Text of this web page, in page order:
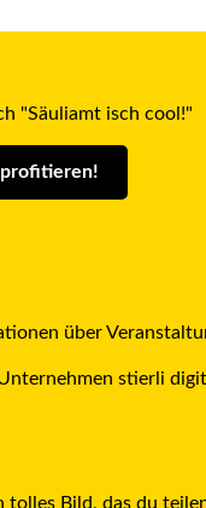
"Säuliamt isch cool!"
profitieren!
über
stierli
tolles Bild, das du